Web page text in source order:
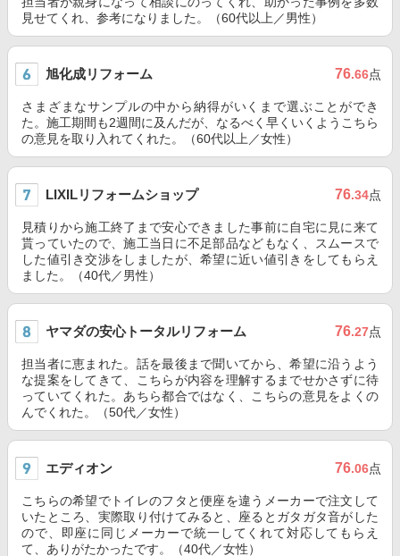
見せてくれ、参考になりました。（60代以上／男性）
旭化成リフォーム 76.66点
さまざまなサンプルの中から納得がいくまで選ぶことができ
た。施工期間も2週間に及んだが、なるべく早くいくようこちら
の意見を取り入れてくれた。（60代以上／女性）
LIXILリフォームショップ 76.34点
見積りから施工終了まで安心できました事前に自宅に見に来て
貰っていたので、施工当日に不足部品などもなく、スムースで
した値引き交渉をしましたが、希望に近い値引きをしてもらえ
ました。（40代／男性）
ヤマダの安心トータルリフォーム 76.27点
担当者に恵まれた。話を最後まで聞いてから、希望に沿うよう
な提案をしてきて、こちらが内容を理解するまでせかさずに待
っていてくれた。あちら都合ではなく、こちらの意見をよくの
んでくれた。（50代／女性）
エディオン 76.06点
こちらの希望でトイレのフタと便座を違うメーカーで注文して
いたところ、実際取り付けてみると、座るとガタガタ音がした
ので、即座に同じメーカーで統一してくれて対応してもらえ
て、ありがたかったです。（40代／女性）